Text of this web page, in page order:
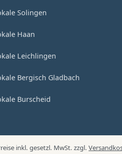
Solingen
Haan
Leichlingen
Bergisch Gladbach
Burscheid
inkl. gesetzl. MwSt. zzgl.